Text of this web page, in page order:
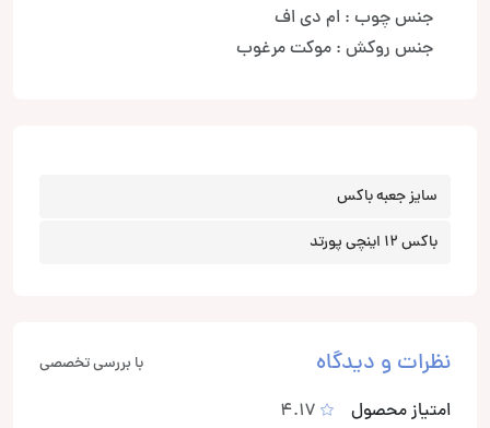
جنس چوب : ام دی اف
جنس روکش : موکت مرغوب
سایز جعبه باکس
باکس 12 اینچی پورتد
نظرات و دیدگاه با بررسی تخصصی
امتیاز محصول
4.17